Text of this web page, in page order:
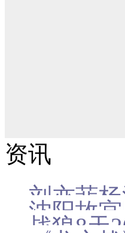
资讯
刘亦菲
沈阳故
战狼8天